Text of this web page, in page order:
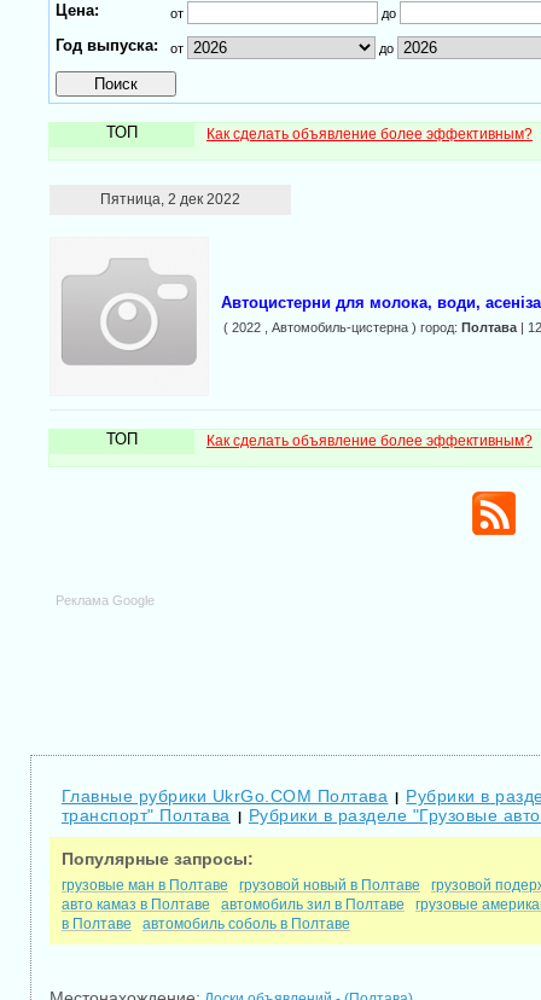
Цена: от до
Год выпуска: от до
ТОП Как сделать объявление более эффективным?
Пятница, 2 дек 2022
Автоцистерни для молока, води,
( 2022 , Автомобиль-цистерна ) город: Полтава|
ТОП Как сделать объявление более эффективным?
Реклама Google
Главные рубрики UkrGo.COM Полтава | Рубрики в
транспорт" Полтава
| Рубрики в разделе "Грузовые
Популярные запросы:
грузовые ман в Полтаве грузовой новый в Полтаве
грузовой
авто камаз в Полтаве
автомобиль зил в Полтаве
грузовые
в Полтаве
автомобиль соболь в Полтаве